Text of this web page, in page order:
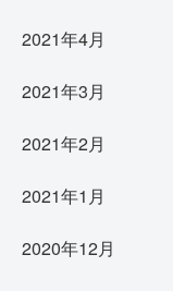
2021年4月
2021年3月
2021年2月
2021年1月
2020年12月